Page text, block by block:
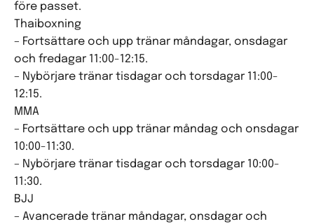
före passet.
Thaiboxning
– Fortsättare och upp tränar måndagar, onsdagar
och fredagar 11:00-12:15.
– Nybörjare tränar tisdagar och torsdagar 11:00-
12:15.
MMA
– Fortsättare och upp tränar måndag och onsdagar
10:00-11:30.
– Nybörjare tränar tisdagar och torsdagar 10:00-
11:30.
BJJ
– Avancerade tränar måndagar, onsdagar och